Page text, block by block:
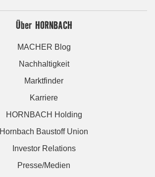
Über HORNBACH
MACHER Blog
Nachhaltigkeit
Marktfinder
Karriere
HORNBACH Holding
Hornbach Baustoff Union
Investor Relations
Presse/Medien